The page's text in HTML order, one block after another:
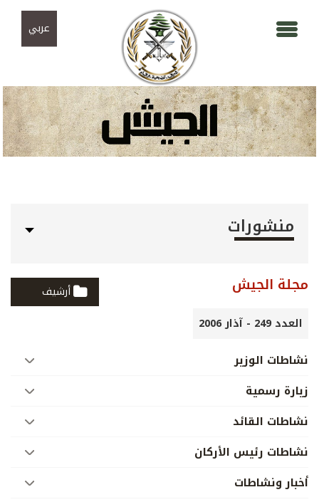
عربي
منشورات
مجلة الجيش
أرشيف
العدد 249 - آذار 2006
نشاطات الوزير
زيارة رسمية
نشاطات القائد
نشاطات رئيس الأركان
أخبار ونشاطات